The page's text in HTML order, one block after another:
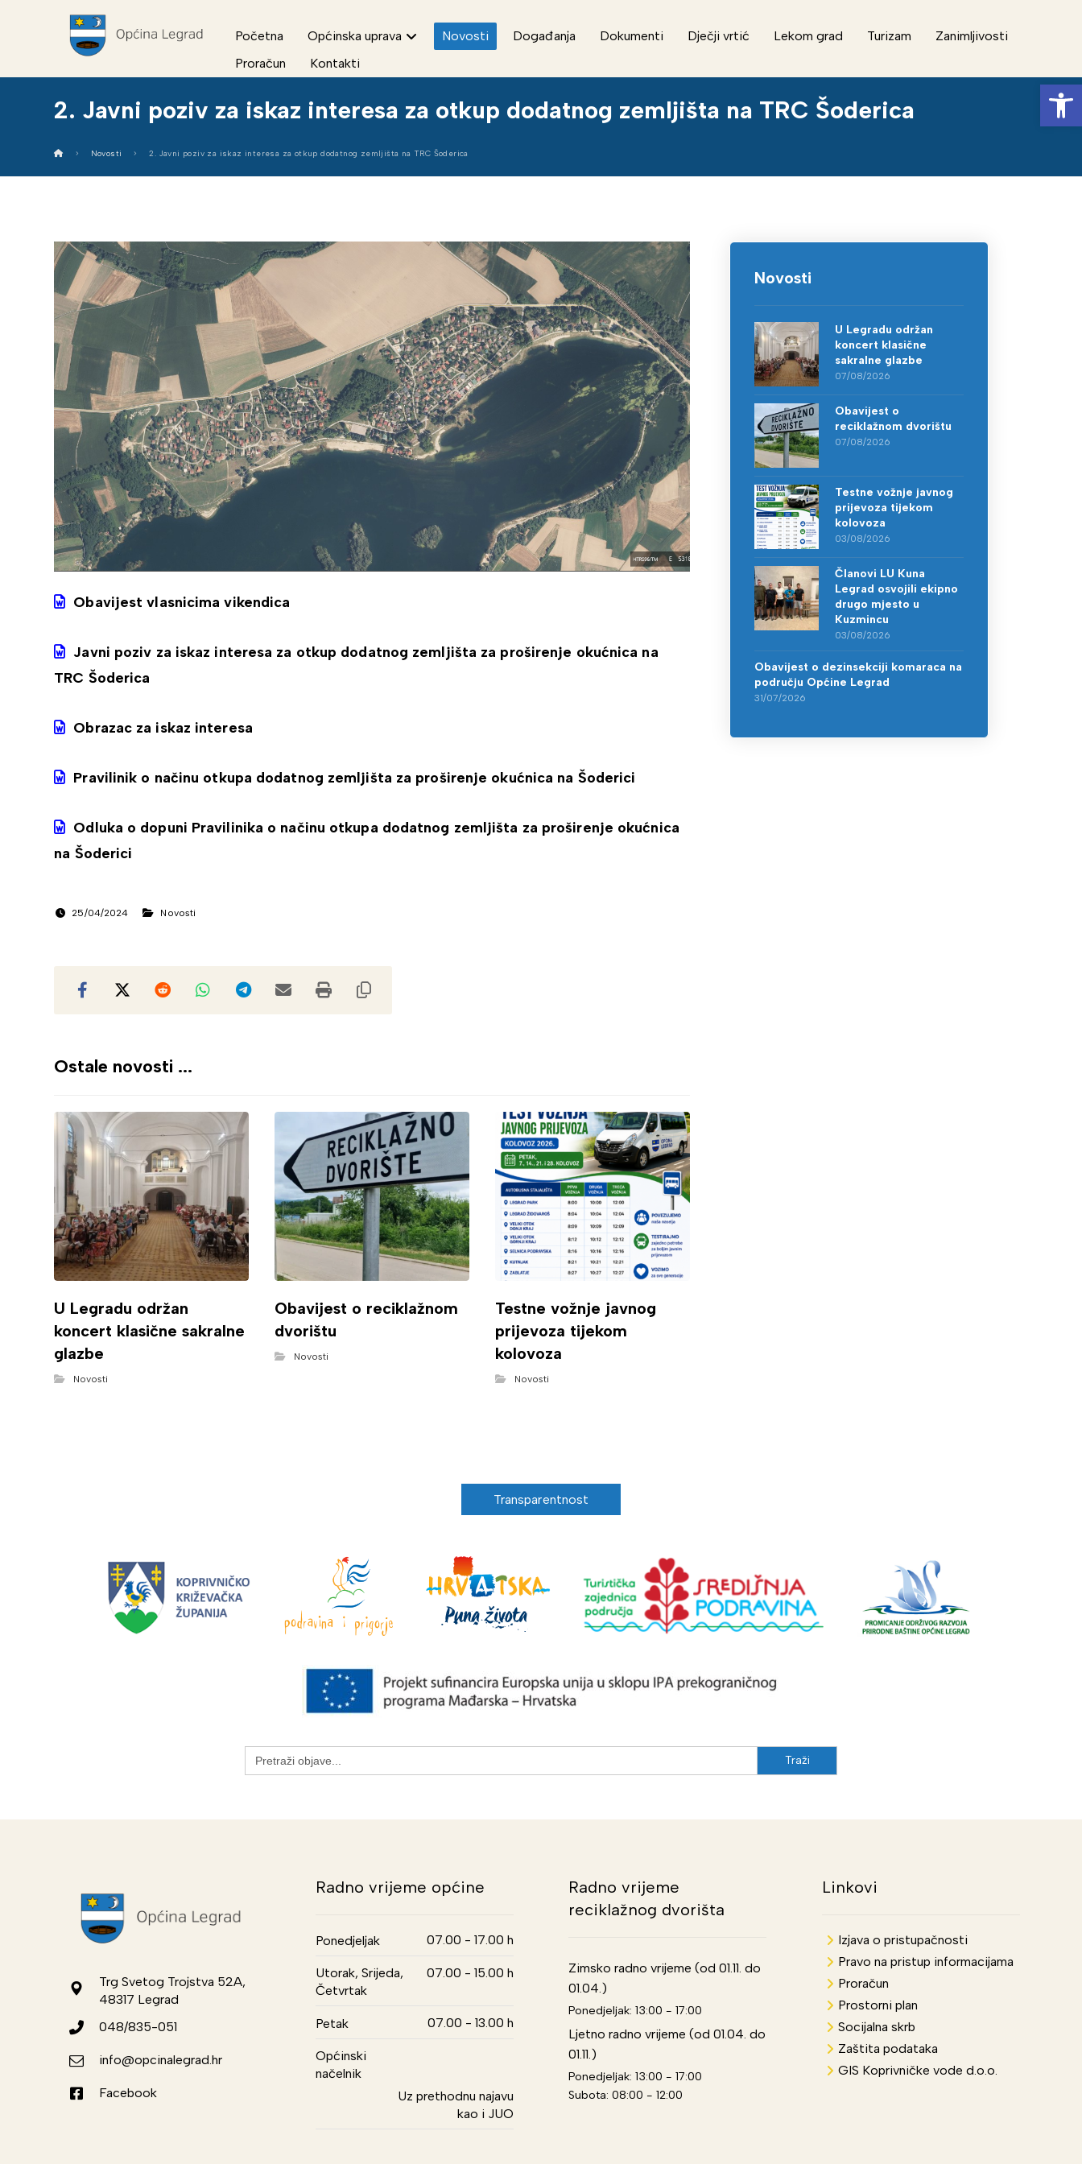
Početna Općinska uprava Novosti Događanja Dokumenti Dječji vrtić Lekom grad Turizam
Zanimljivosti
Proračun
Kontakti
2. Javni poziv za iskaz interesa za otkup dodatnog zemljišta na TRC Šoderica
Novosti 2. Javni poziv za iskaz interesa za otkup dodatnog zemljišta na TRC Šoderica
Obavijest vlasnicima vikendica
Javni poziv za iskaz interesa za otkup dodatnog zemljišta za proširenje okućnica na
TRC Šoderica
Obrazac za iskaz interesa
Pravilinik o načinu otkupa dodatnog zemljišta za proširenje okućnica na Šoderici
Odluka o dopuni Pravilinika o načinu otkupa dodatnog zemljišta za proširenje okućnica
na Šoderici
25/04/2024 Novosti
Ostale novosti ...
U Legradu održan
koncert klasične sakralne
glazbe
Novosti
Obavijest o reciklažnom
dvorištu
Novosti
Testne vožnje javnog
prijevoza tijekom
kolovoza
Novosti
Novosti
U Legradu održan
koncert klasične
sakralne glazbe
07/08/2026
Obavijest o
reciklažnom dvorištu
07/08/2026
Testne vožnje javnog
prijevoza tijekom
kolovoza
03/08/2026
Članovi LU Kuna
Legrad osvojili ekipno
drugo mjesto u
Kuzmincu
03/08/2026
Obavijest o dezinsekciji komaraca na
području Općine Legrad
31/07/2026
Transparentnost
Search
for:
Trg Svetog Trojstva 52A,
48317 Legrad
048/835-051
info@opcinalegrad.hr
Facebook
Radno vrijeme općine
Ponedjeljak 07.00 - 17.00 h
Utorak, Srijeda,
Četvrtak
07.00 - 15.00 h
Petak 07.00 - 13.00 h
Općinski
načelnik
Uz prethodnu najavu
kao i JUO
Radno vrijeme
reciklažnog dvorišta
Zimsko radno vrijeme (od 01.11. do
01.04.)
Ponedjeljak: 13:00 - 17:00
Ljetno radno vrijeme (od 01.04. do
01.11.)
Ponedjeljak: 13:00 - 17:00
Subota: 08:00 - 12:00
Linkovi
Izjava o pristupačnosti
Pravo na pristup informacijama
Proračun
Prostorni plan
Socijalna skrb
Zaštita podataka
GIS Koprivničke vode d.o.o.